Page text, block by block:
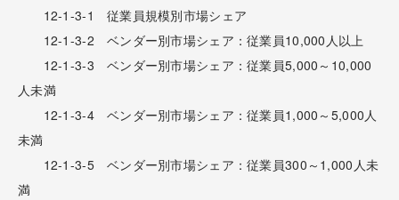
12-1-3-1 従業員規模別市場シェア
12-1-3-2 ベンダー別市場シェア：従業員10,000人以上
12-1-3-3 ベンダー別市場シェア：従業員5,000～10,000
人未満
12-1-3-4 ベンダー別市場シェア：従業員1,000～5,000人
未満
12-1-3-5 ベンダー別市場シェア：従業員300～1,000人未
満